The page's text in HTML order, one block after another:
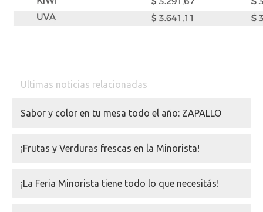
Ultimas noticias relacionadas
Sabor y color en tu mesa todo el año: ZAPALLO
¡Frutas y Verduras frescas en la Minorista!
¡La Feria Minorista tiene todo lo que necesitás!